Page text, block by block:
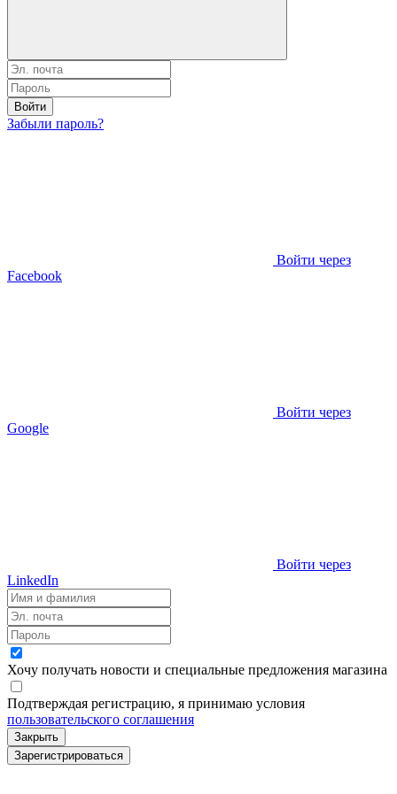
Войти
Забыли пароль?
Войти через
Facebook
Войти через
Google
Войти через
LinkedIn
Хочу получать новости и специальные предложения магазина
Подтверждая регистрацию, я принимаю условия
пользовательского соглашения
Закрыть
Зарегистрироваться